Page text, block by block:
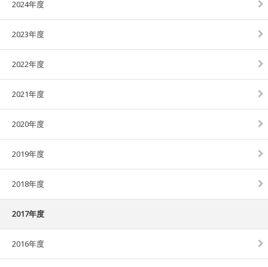
2024年度
2023年度
2022年度
2021年度
2020年度
2019年度
2018年度
2017年度
2016年度